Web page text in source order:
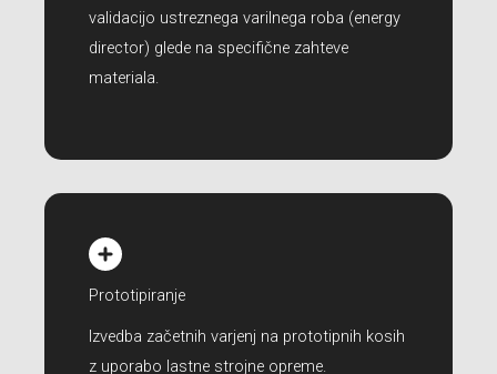
validacijo ustreznega varilnega roba (energy
director) glede na specifične zahteve
materiala.
Prototipiranje
Izvedba začetnih varjenj na prototipnih kosih
z uporabo lastne strojne opreme.